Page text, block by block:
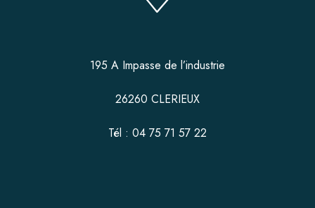
195 A Impasse de l’industrie
26260 CLERIEUX
Tél : 04 75 71 57 22